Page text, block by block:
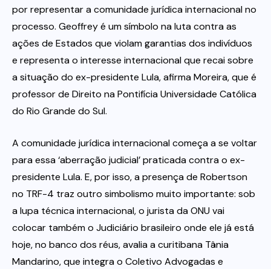
por representar a comunidade jurídica internacional no
processo. Geoffrey é um símbolo na luta contra as
ações de Estados que violam garantias dos indivíduos
e representa o interesse internacional que recai sobre
a situação do ex-presidente Lula, afirma Moreira, que é
professor de Direito na Pontifícia Universidade Católica
do Rio Grande do Sul.
A comunidade jurídica internacional começa a se voltar
para essa ‘aberração judicial’ praticada contra o ex-
presidente Lula. E, por isso, a presença de Robertson
no TRF-4 traz outro simbolismo muito importante: sob
a lupa técnica internacional, o jurista da ONU vai
colocar também o Judiciário brasileiro onde ele já está
hoje, no banco dos réus, avalia a curitibana Tânia
Mandarino, que integra o Coletivo Advogadas e